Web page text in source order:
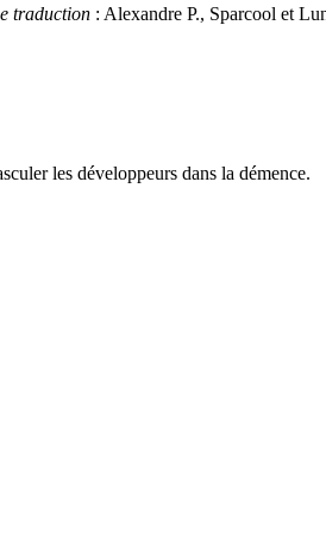
traduction : Alexandre P., Sparcool et
les développeurs dans la démence.